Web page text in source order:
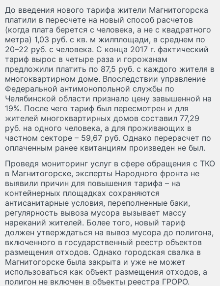
До введения нового тарифа жители Магнитогорска
платили в пересчете на новый способ расчетов
(когда плата берется с человека, а не с квадратного
метра) 1,03 руб. с кв. м жилплощади, в среднем по
20–22 руб. с человека. С конца 2017 г. фактический
тариф вырос в четыре раза и горожанам
предложили платить по 87,5 руб. с каждого жителя в
многоквартирном доме. Впоследствии управление
Федеральной антимонопольной службы по
Челябинской области признало цену завышенной на
19%. После чего тариф был пересмотрен и для
жителей многоквартирных домов составил 77,29
руб. на одного человека, а для проживающих в
частном секторе – 59,67 руб. Однако перерасчет по
оплаченным ранее квитанциям произведен не был.
Проведя мониторинг услуг в сфере обращения с ТКО
в Магнитогорске, эксперты Народного фронта не
выявили причин для повышения тарифа – на
контейнерных площадках сохраняются
антисанитарные условия, переполненные баки,
регулярность вывоза мусора вызывает массу
нареканий жителей. Более того, новый тариф
должен утверждаться на вывоз мусора до полигона,
включенного в государственный реестр объектов
размещения отходов. Однако городская свалка в
Магнитогорске была закрыта и уже не может
использоваться как объект размещения отходов, а
полигон не включен в объекты реестра ГРОРО.